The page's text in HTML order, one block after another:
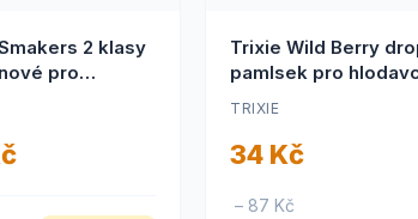
2 klasy
pro
90g
Trixie Wild Berry
pamlsek pro
s lesními plody 75g
TRIXIE
34 Kč
– 87 Kč